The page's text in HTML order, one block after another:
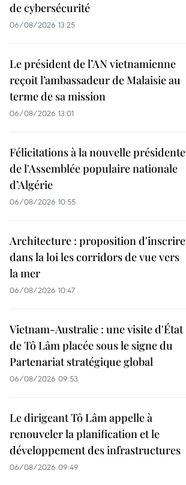
de cybersécurité
06/08/2026 13:25
Le président de l’AN vietnamienne
reçoit l’ambassadeur de Malaisie au
terme de sa mission
06/08/2026 13:01
Félicitations à la nouvelle présidente
de l'Assemblée populaire nationale
d’Algérie
06/08/2026 10:55
Architecture : proposition d'inscrire
dans la loi les corridors de vue vers
la mer
06/08/2026 10:47
Vietnam-Australie : une visite d'État
de Tô Lâm placée sous le signe du
Partenariat stratégique global
06/08/2026 09:53
Le dirigeant Tô Lâm appelle à
renouveler la planification et le
développement des infrastructures
06/08/2026 09:49